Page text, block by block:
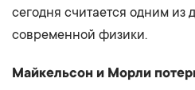
сегодня считается одним из
современной физики.
Майкельсон и Морли